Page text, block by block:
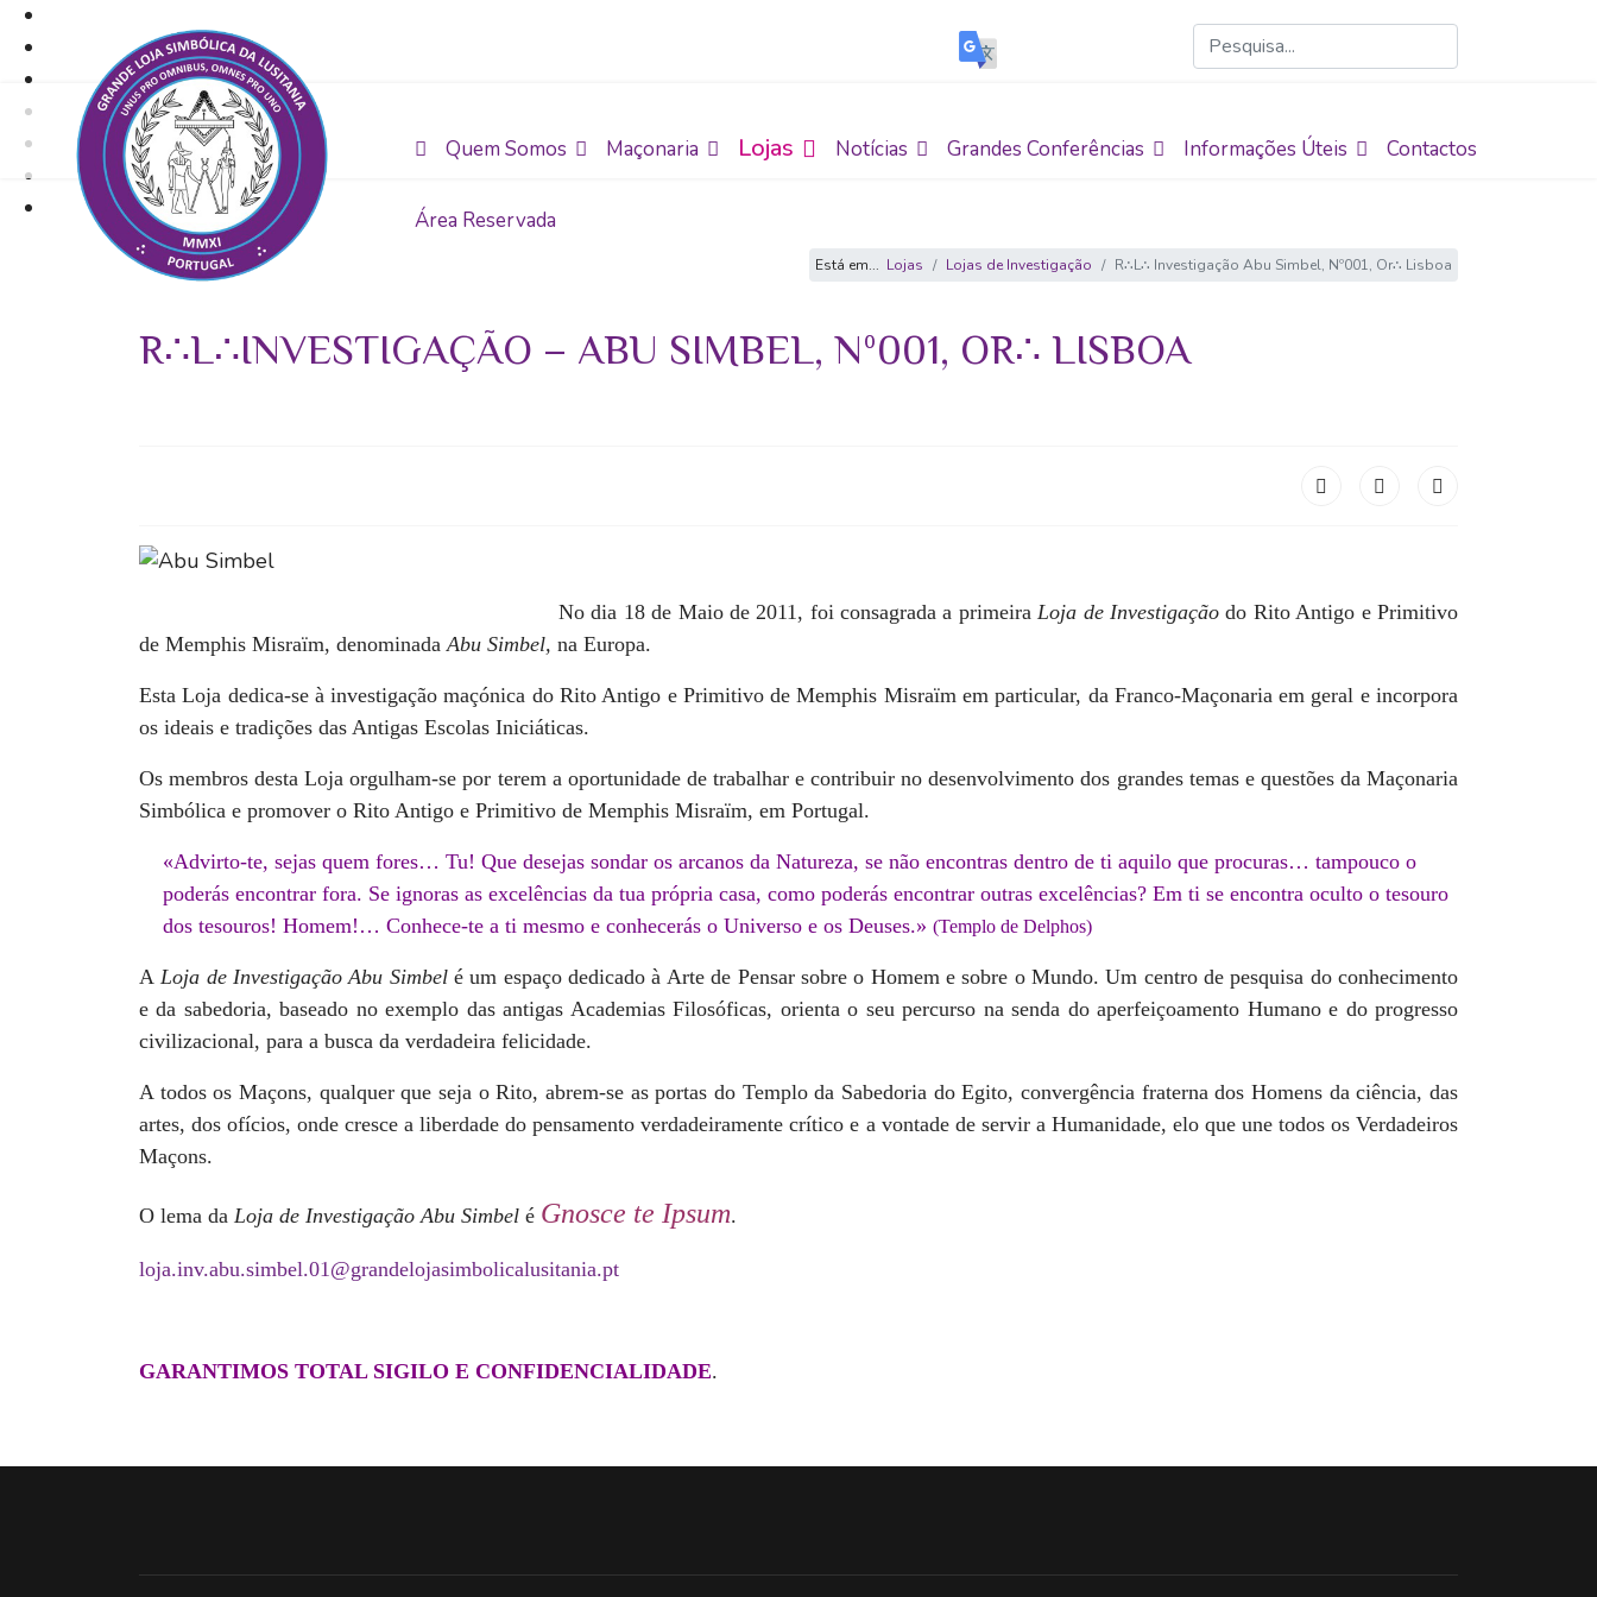
Quem Somos Maçonaria Lojas Notícias Grandes Conferências Informações Úteis Contactos
Área Reservada
Está em... Lojas Lojas de Investigação R∴L∴ Investigação Abu Simbel, Nº001, Or∴ Lisboa
R∴L∴INVESTIGAÇÃO – ABU SIMBEL, Nº001, OR∴ LISBOA
No dia 18 de Maio de 2011, foi consagrada a primeiraLoja de Investigaçãodo Rito Antigo e Primitivo
de Memphis Misraïm, denominadaAbu Simbel, na Europa.
Esta Loja dedica-se à investigação maçónica do Rito Antigo e Primitivo de Memphis Misraïm em particular, da Franco-Maçonaria em geral e incorpora
os ideais e tradições das Antigas Escolas Iniciáticas.
Os membros desta Loja orgulham-se por terem a oportunidade de trabalhar e contribuir no desenvolvimento dos grandes temas e questões da Maçonaria
Simbólica e promover o Rito Antigo e Primitivo de Memphis Misraïm, em Portugal.
«Advirto-te, sejas quem fores… Tu! Que desejas sondar os arcanos da Natureza, se não encontras dentro de ti aquilo que procuras… tampouco o
poderás encontrar fora. Se ignoras as excelências da tua própria casa, como poderás encontrar outras excelências? Em ti se encontra oculto o tesouro
dos tesouros! Homem!… Conhece-te a ti mesmo e conhecerás o Universo e os Deuses.» (Templo de Delphos)
ALoja de Investigação Abu Simbelé um espaço dedicado à Arte de Pensar sobre o Homem e sobre o Mundo. Um centro de pesquisa do conhecimento
e da sabedoria, baseado no exemplo das antigas Academias Filosóficas, orienta o seu percurso na senda do aperfeiçoamento Humano e do progresso
civilizacional, para a busca da verdadeira felicidade.
A todos os Maçons, qualquer que seja o Rito, abrem-se as portas do Templo da Sabedoria do Egito, convergência fraterna dos Homens da ciência, das
artes, dos ofícios, onde cresce a liberdade do pensamento verdadeiramente crítico e a vontade de servir a Humanidade, elo que une todos os Verdadeiros
Maçons.
O lema da Loja de Investigação Abu Simbel é Gnosce te Ipsum.
loja.inv.abu.simbel.01@grandelojasimbolicalusitania.pt
GARANTIMOS TOTAL SIGILO E CONFIDENCIALIDADE.